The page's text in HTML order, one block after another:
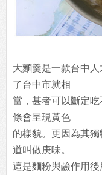
大麵羹是一款台中
了台中市就相
當，甚者可以斷定
條會呈現黃色
的樣貌。更因為其
道叫做庚味。
這是麵粉與鹼作用